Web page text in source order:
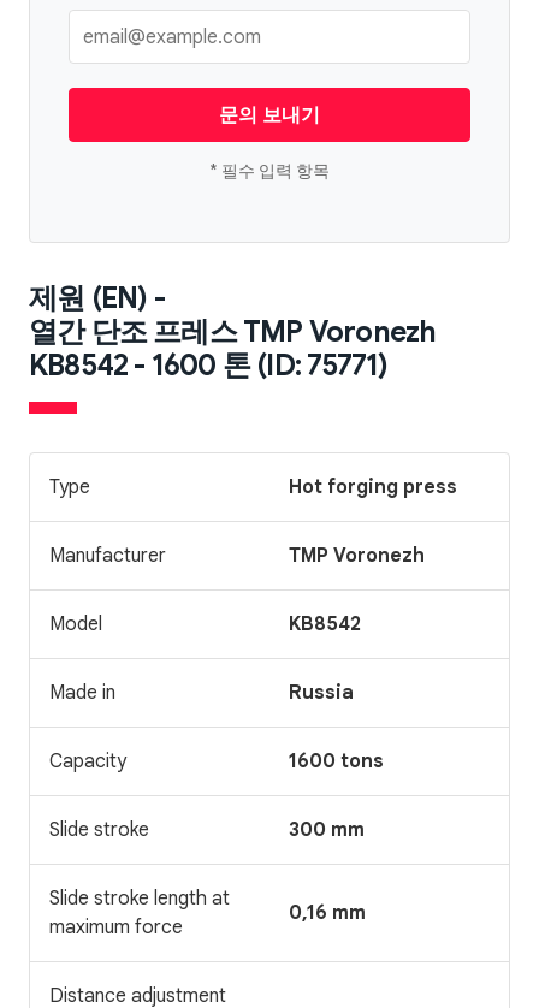
문의 보내기
* 필수 입력 항목
제원 (EN) -
열간 단조 프레스 TMP Voronezh
KB8542 - 1600 톤 (ID: 75771)
Type Hot forging press
Manufacturer TMP Voronezh
Model KB8542
Made in Russia
Capacity 1600 tons
Slide stroke 300 mm
Slide stroke length at
maximum force
0,16 mm
Distance adjustment